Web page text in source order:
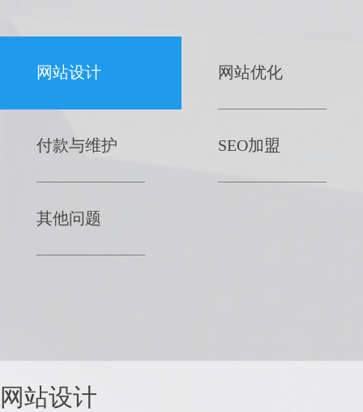
网站设计 网站优化
付款与维护 SEO加盟
其他问题
网站设计